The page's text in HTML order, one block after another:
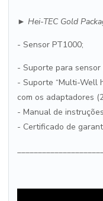
► Hei-TEC Gold
- Sensor PT1000;
- Suporte para sensor
- Suporte “Multi-Well
com os adaptadores
- Manual de
- Certificado de